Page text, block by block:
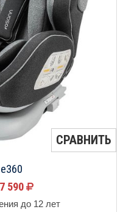
СРАВНИТЬ
590
до 12 лет